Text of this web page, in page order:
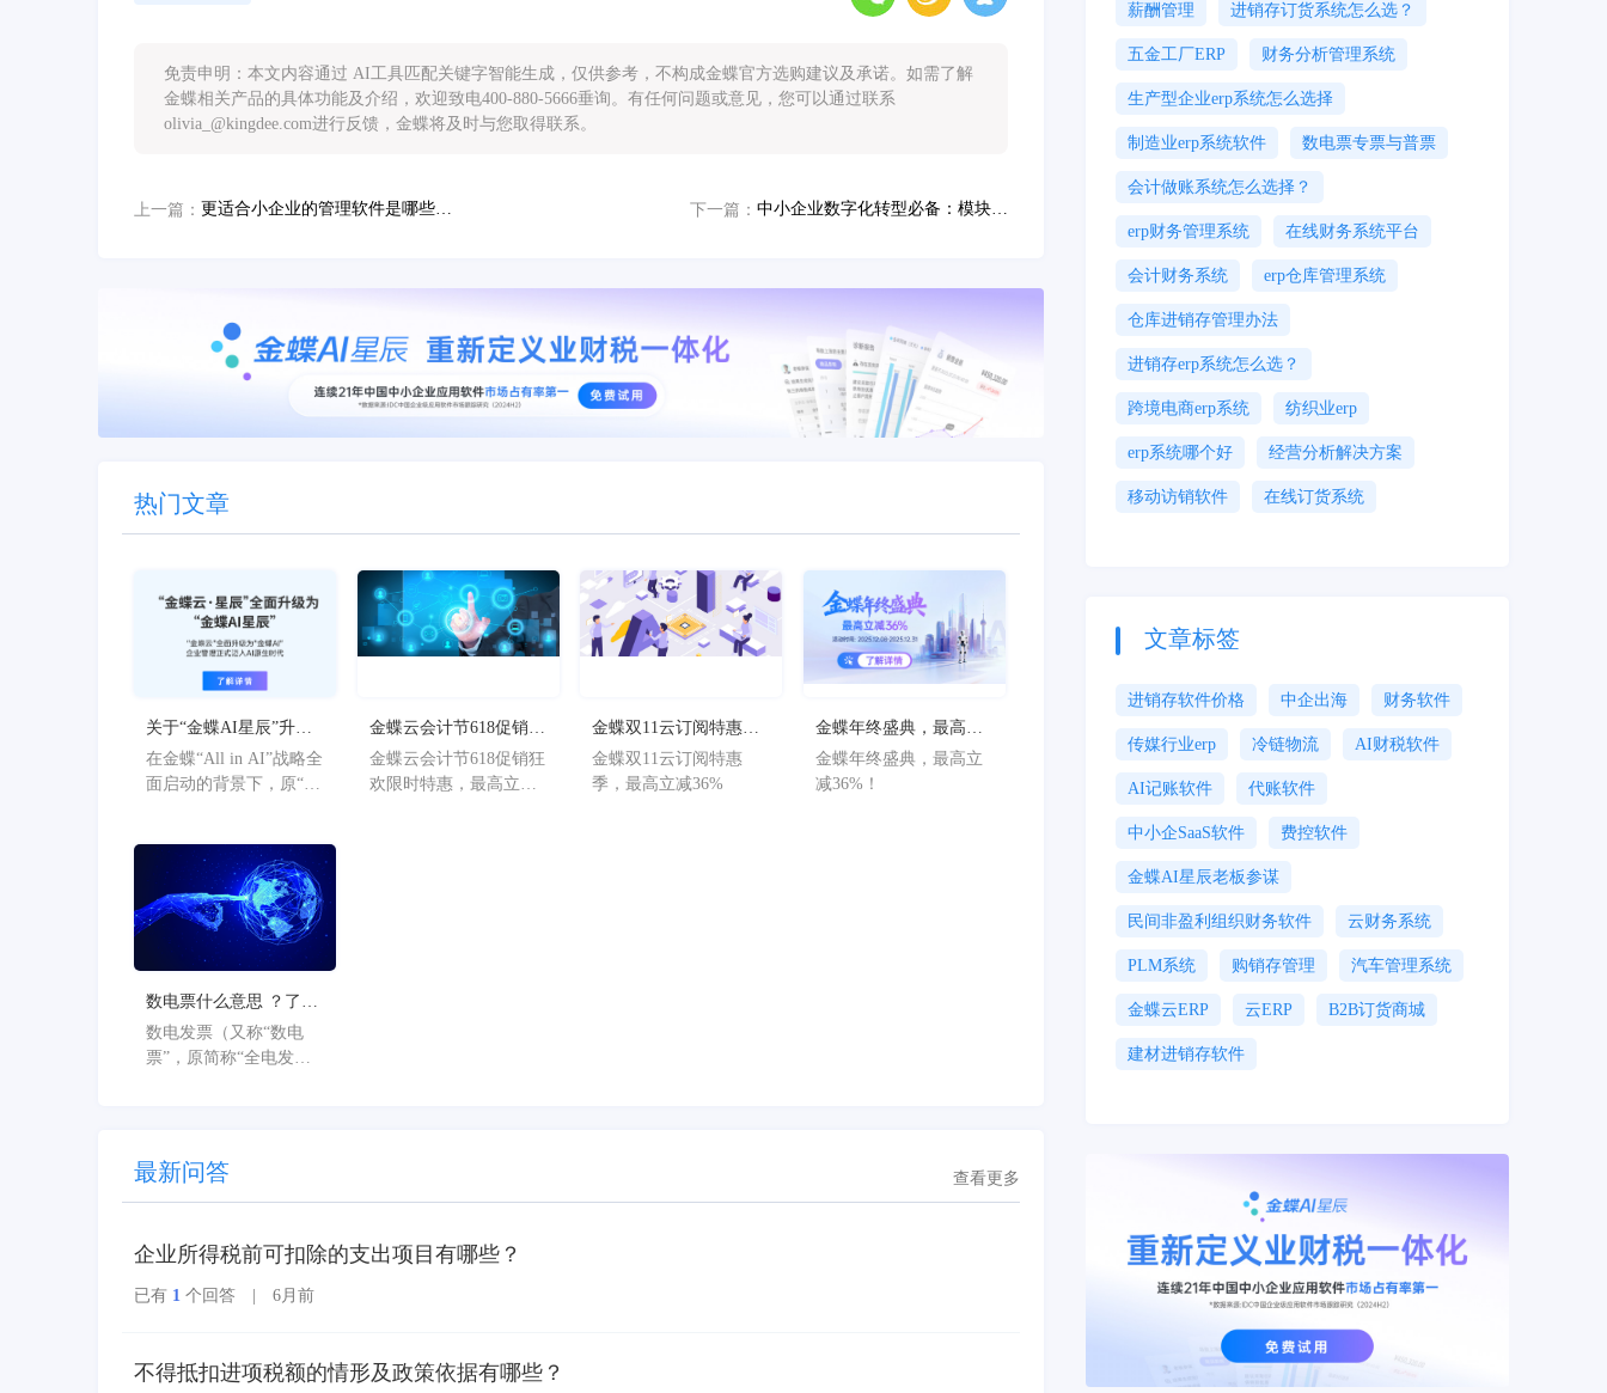
免责申明：本文内容通过 AI工具匹配关键字智能生成，仅供参考，不构成金蝶官方选购建议及承诺。如需了解
金蝶相关产品的具体功能及介绍，欢迎致电400-880-5666垂询。有任何问题或意见，您可以通过联系
olivia_@kingdee.com进行反馈，金蝶将及时与您取得联系。
上一篇： 更适合小企业的管理软件是哪些？关键痛点与解决方案全解析 下一篇： 中小企业数字化转型必备：模块化智能软件如何解决运营成本与效率痛点
热门文章
关于“金蝶AI星辰”升级
为“金蝶AI星辰”的官方
公告
在金蝶“All in AI”战略全
面启动的背景下，原“金
次从“云”到“AI”的品牌
焕新，标志着星辰系列
产品全面迈入AI驱动的
新阶段，旨在以AI技术
重构小微企业数智化解
入新动能。
金蝶云会计节618促销狂
欢限时特惠，最高立减
36%
金蝶云会计节618促销狂
欢限时特惠，最高立减
金蝶双11云订阅特惠
季，最高立减36%
金蝶双11云订阅特惠
季，最高立减36%
金蝶年终盛典，最高立
减36%！
金蝶年终盛典，最高立
减36%！
数电票什么意思 ？了解
数电票的基本概念
数电发票（又称“数电
票”，原简称“全电发
效力的全新发票，不以
纸质形式存在、不用介
质支撑、无须申请领
版增量。纸质发票的票
多个票种集成归并为电
发票实行全国统一赋
码、自动流转交付。
最新问答 查看更多
企业所得税前可扣除的支出项目有哪些？
已有 1 个回答 | 6月前
不得抵扣进项税额的情形及政策依据有哪些？
薪酬管理 进销存订货系统怎么选？
五金工厂ERP 财务分析管理系统
生产型企业erp系统怎么选择
制造业erp系统软件 数电票专票与普票
会计做账系统怎么选择？
erp财务管理系统 在线财务系统平台
会计财务系统 erp仓库管理系统
仓库进销存管理办法
进销存erp系统怎么选？
跨境电商erp系统 纺织业erp
erp系统哪个好 经营分析解决方案
移动访销软件 在线订货系统
文章标签
进销存软件价格 中企出海 财务软件
传媒行业erp 冷链物流 AI财税软件
AI记账软件 代账软件
中小企SaaS软件 费控软件
金蝶AI星辰老板参谋
民间非盈利组织财务软件 云财务系统
PLM系统 购销存管理 汽车管理系统
金蝶云ERP 云ERP B2B订货商城
建材进销存软件